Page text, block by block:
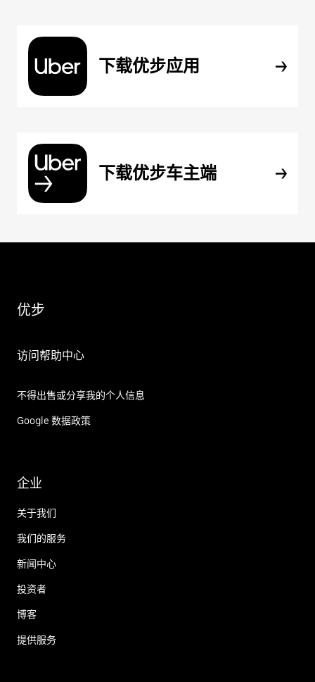
下载优步应用
下载优步车主端
优步
访问帮助中心
不得出售或分享我的个人信息
Google 数据政策
企业
关于我们
我们的服务
新闻中心
投资者
博客
提供服务